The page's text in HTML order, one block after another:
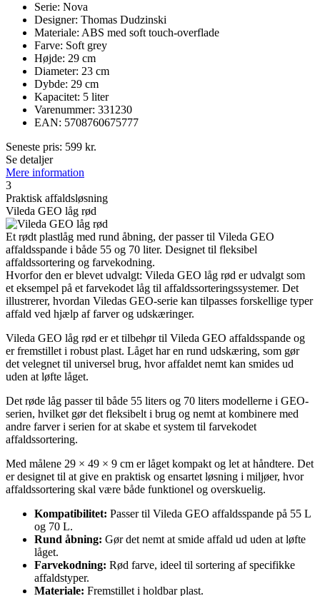
Serie: Nova
Designer: Thomas Dudzinski
Materiale: ABS med soft touch-overflade
Farve: Soft grey
Højde: 29 cm
Diameter: 23 cm
Dybde: 29 cm
Kapacitet: 5 liter
Varenummer: 331230
EAN: 5708760675777
Seneste pris: 599 kr.
Se detaljer
Mere information
3
Praktisk affaldsløsning
Vileda GEO låg rød
Et rødt plastlåg med rund åbning, der passer til Vileda GEO
affaldsspande i både 55 og 70 liter. Designet til fleksibel
affaldssortering og farvekodning.
Hvorfor den er blevet udvalgt: Vileda GEO låg rød er udvalgt som
et eksempel på et farvekodet låg til affaldssorteringssystemer. Det
illustrerer, hvordan Viledas GEO-serie kan tilpasses forskellige typer
affald ved hjælp af farver og udskæringer.
Vileda GEO låg rød er et tilbehør til Vileda GEO affaldsspande og
er fremstillet i robust plast. Låget har en rund udskæring, som gør
det velegnet til universel brug, hvor affaldet nemt kan smides ud
uden at løfte låget.
Det røde låg passer til både 55 liters og 70 liters modellerne i GEO-
serien, hvilket gør det fleksibelt i brug og nemt at kombinere med
andre farver i serien for at skabe et system til farvekodet
affaldssortering.
Med målene 29 × 49 × 9 cm er låget kompakt og let at håndtere. Det
er designet til at give en praktisk og ensartet løsning i miljøer, hvor
affaldssortering skal være både funktionel og overskuelig.
Kompatibilitet: Passer til Vileda GEO affaldsspande på 55 L
og 70 L.
Rund åbning: Gør det nemt at smide affald ud uden at løfte
låget.
Farvekodning: Rød farve, ideel til sortering af specifikke
affaldstyper.
Materiale: Fremstillet i holdbar plast.